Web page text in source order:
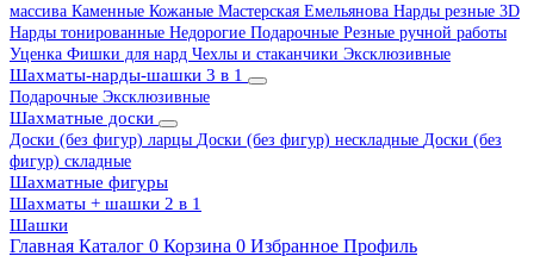
массива Каменные Кожаные Мастерская Емельянова Нарды резные 3D
Нарды тонированные Недорогие Подарочные Резные ручной работы
Уценка Фишки для нард Чехлы и стаканчики Эксклюзивные
Шахматы-нарды-шашки 3 в 1
Подарочные Эксклюзивные
Шахматные доски
Доски (без фигур) ларцы Доски (без фигур) нескладные Доски (без
фигур) складные
Шахматные фигуры
Шахматы + шашки 2 в 1
Шашки
Главная Каталог 0 Корзина 0 Избранное Профиль